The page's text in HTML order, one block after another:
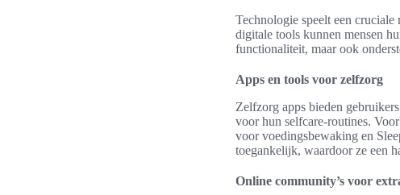
Technologie speelt een
digitale tools kunnen mensen
functionaliteit, maar ook
Apps en tools voor zelfzorg
Zelfzorg apps bieden
voor hun selfcare-routines.
voor voedingsbewaking en
toegankelijk, waardoor ze een
Online community’s voor